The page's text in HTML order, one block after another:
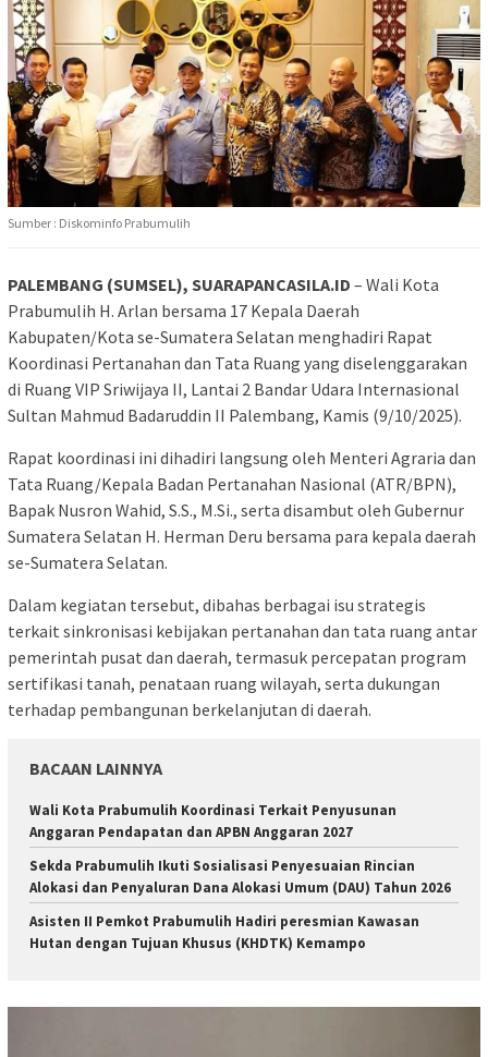
Sumber : Diskominfo Prabumulih
PALEMBANG (SUMSEL), SUARAPANCASILA.ID – Wali Kota
Prabumulih H. Arlan bersama 17 Kepala Daerah
Kabupaten/Kota se-Sumatera Selatan menghadiri Rapat
Koordinasi Pertanahan dan Tata Ruang yang diselenggarakan
di Ruang VIP Sriwijaya II, Lantai 2 Bandar Udara Internasional
Sultan Mahmud Badaruddin II Palembang, Kamis (9/10/2025).
Rapat koordinasi ini dihadiri langsung oleh Menteri Agraria dan
Tata Ruang/Kepala Badan Pertanahan Nasional (ATR/BPN),
Bapak Nusron Wahid, S.S., M.Si., serta disambut oleh Gubernur
Sumatera Selatan H. Herman Deru bersama para kepala daerah
se-Sumatera Selatan.
Dalam kegiatan tersebut, dibahas berbagai isu strategis
terkait sinkronisasi kebijakan pertanahan dan tata ruang antar
pemerintah pusat dan daerah, termasuk percepatan program
sertifikasi tanah, penataan ruang wilayah, serta dukungan
terhadap pembangunan berkelanjutan di daerah.
BACAAN LAINNYA
Wali Kota Prabumulih Koordinasi Terkait Penyusunan
Anggaran Pendapatan dan APBN Anggaran 2027
Sekda Prabumulih Ikuti Sosialisasi Penyesuaian Rincian
Alokasi dan Penyaluran Dana Alokasi Umum (DAU) Tahun 2026
Asisten II Pemkot Prabumulih Hadiri peresmian Kawasan
Hutan dengan Tujuan Khusus (KHDTK) Kemampo